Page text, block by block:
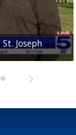
Joseph
receiver
Bearkats